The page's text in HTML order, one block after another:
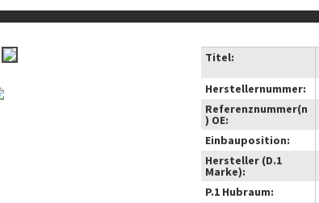
Titel:
Herstellernummer:
Referenznummer(n
) OE:
Einbauposition:
Hersteller (D.1
Marke):
P.1 Hubraum: